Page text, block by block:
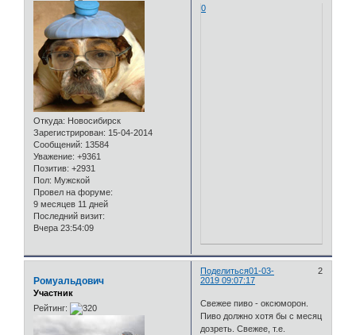
Откуда: Новосибирск
Зарегистрирован: 15-04-2014
Сообщений: 13584
Уважение: +9361
Позитив: +2931
Пол: Мужской
Провел на форуме:
9 месяцев 11 дней
Последний визит:
Вчера 23:54:09
0
Поделиться 2
01-03-
2019 09:07:17
Ромуальдович
Участник
Рейтинг:
Свежее пиво - оксюморон.
Пиво должно хотя бы с месяц
дозреть. Свежее, т.е.